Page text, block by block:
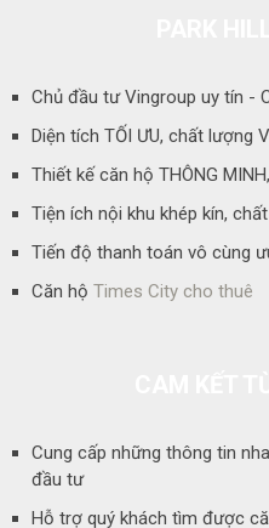
Chủ đầu tư Vingroup uy tín -
Diện tích TỐI ƯU, chất lượng
Thiết kế căn hộ THÔNG
Tiện ích nội khu khép kín,
Tiến độ thanh toán vô cùng
Căn hộ Times City cho thuê
Cung cấp những thông tin
đầu tư
Hỗ trợ quý khách tìm được